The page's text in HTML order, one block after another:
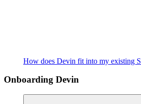
How does Devin fit into my existing
Onboarding Devin